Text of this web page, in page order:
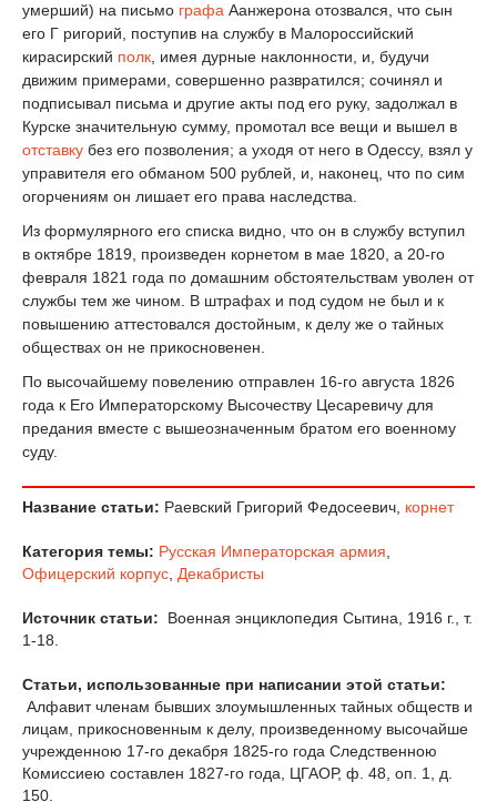
умерший) на письмо графа Аанжерона отозвался, что сын
его Г ригорий, поступив на службу в Малороссийский
кирасирский полк , имея дурные наклонности, и, будучи
движим примерами, совершенно развратился; сочинял и
подписывал письма и другие акты под его руку, задолжал в
Курске значительную сумму, промотал все вещи и вышел в
отставку без его позволения; а уходя от него в Одессу, взял у
управителя его обманом 500 рублей, и, наконец, что по сим
огорчениям он лишает его права наследства.
Из формулярного его списка видно, что он в службу вступил
в октябре 1819, произведен корнетом в мае 1820, а 20-го
февраля 1821 года по домашним обстоятельствам уволен от
службы тем же чином. В штрафах и под судом не был и к
повышению аттестовался достойным, к делу же о тайных
обществах он не прикосновенен.
По высочайшему повелению отправлен 16-го августа 1826
года к Его Императорскому Высочеству Цесаревичу для
предания вместе с вышеозначенным братом его военному
суду.
Название статьи: Раевский Григорий Федосеевич, корнет
Категория темы: Русская Императорская армия
Офицерский корпус Декабристы
Источник статьи:
Военная энциклопедия Сытина, 1916 г., т.
1-18.
Статьи, использованные при написании этой статьи:
Алфавит членам бывших злоумышленных тайных обществ и
лицам, прикосновенным к делу, произведенному высочайше
учрежденною 17-го декабря 1825-го года Следственною
Комиссиею составлен 1827-го года, ЦГАОР, ф. 48, оп. 1, д.
150.